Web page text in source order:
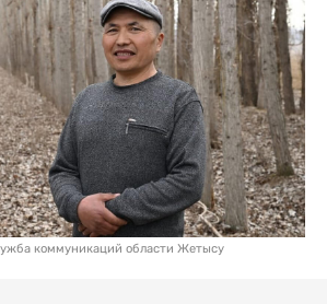
коммуникаций области Жетысу